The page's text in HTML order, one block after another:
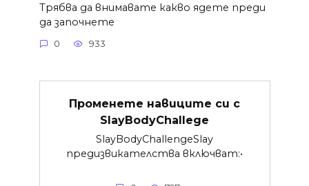
Трябва да внимавате какво ядете преди
да започнете
0 933
Променете навиците си с
SlayBodyChallege
SlayBodyChallengeSlay
предизвикателства включват:•